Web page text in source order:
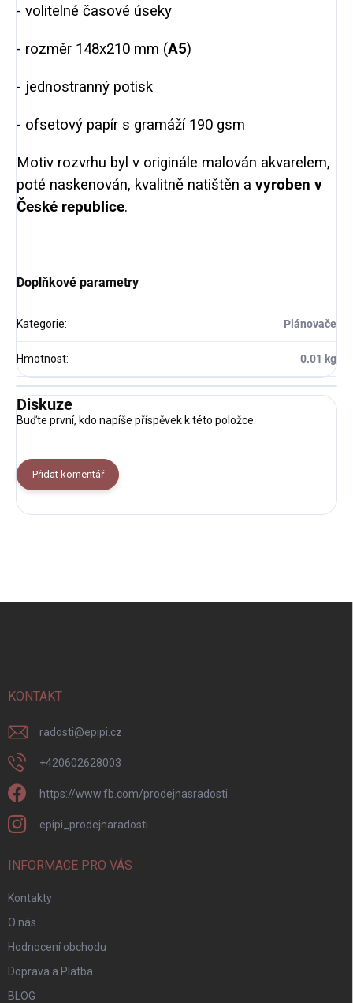
- volitelné časové úseky
- rozměr 148x210 mm (A5)
- jednostranný potisk
- ofsetový papír s gramáží 190 gsm
Motiv rozvrhu byl v originále malován akvarelem,
poté naskenován, kvalitně natištěn a vyroben v
České republice.
Doplňkové parametry
Kategorie: Plánovače
Hmotnost: 0.01 kg
Diskuze
Buďte první, kdo napíše příspěvek k této položce.
Přidat komentář
KONTAKT
radosti@epipi.cz
+420602628003
https://www.fb.com/prodejnasradosti
epipi_prodejnaradosti
INFORMACE PRO VÁS
Kontakty
O nás
Hodnocení obchodu
Doprava a Platba
BLOG